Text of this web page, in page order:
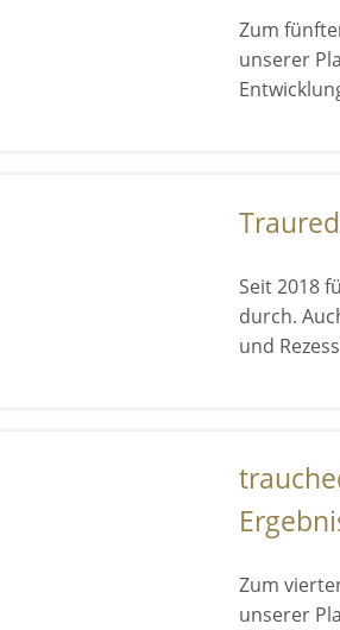
Zum
unserer
Seit 2018
durch.
und
Zum
unserer